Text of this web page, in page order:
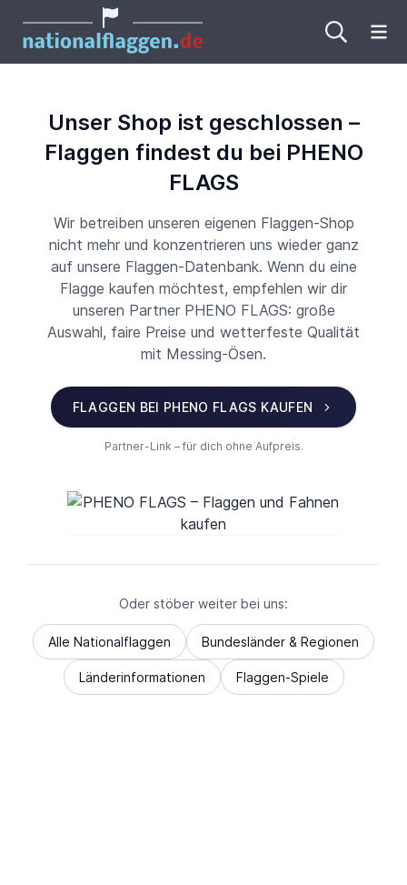
Unser Shop ist geschlossen –
Flaggen findest du bei PHENO
FLAGS
Wir betreiben unseren eigenen Flaggen-Shop
nicht mehr und konzentrieren uns wieder ganz
auf unsere Flaggen-Datenbank. Wenn du eine
Flagge kaufen möchtest, empfehlen wir dir
unseren Partner PHENO FLAGS: große
Auswahl, faire Preise und wetterfeste Qualität
mit Messing-Ösen.
FLAGGEN BEI PHENO FLAGS KAUFEN
Partner-Link – für dich ohne Aufpreis.
Oder stöber weiter bei uns:
Alle Nationalflaggen Bundesländer & Regionen
Länderinformationen Flaggen-Spiele